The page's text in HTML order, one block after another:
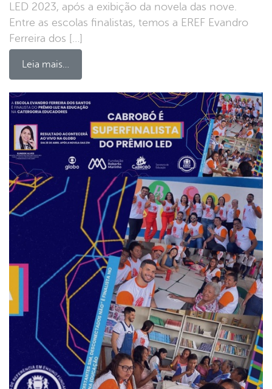
LED 2023, após a exibição da novela das nove.
Entre as escolas finalistas, temos a EREF Evandro
Ferreira dos […]
Leia mais…